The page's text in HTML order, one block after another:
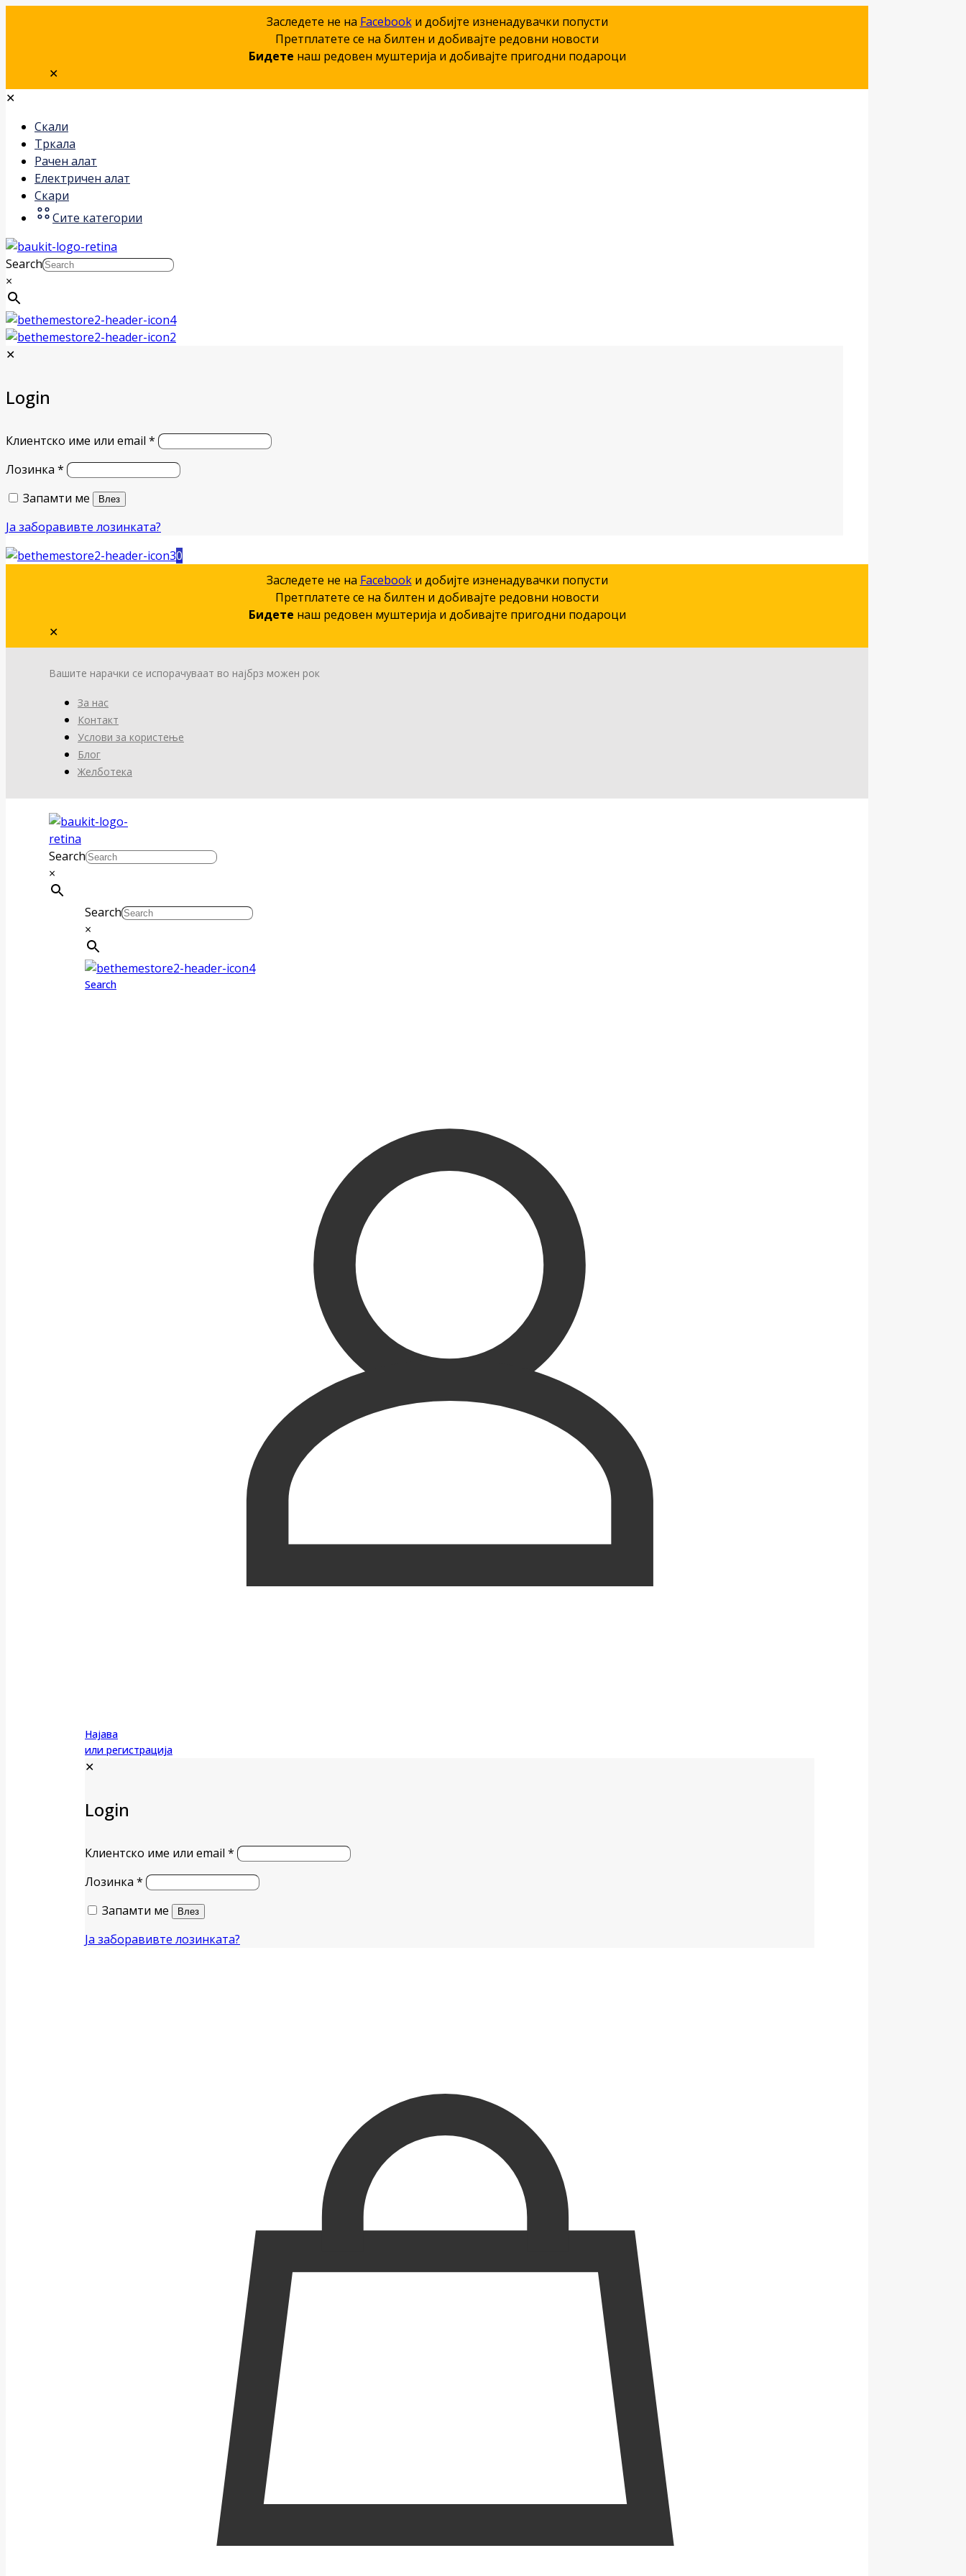
Заследете не на Facebookи добијте изненадувачки попусти
Претплатете се на билтен и добивајте редовни новости
Бидете наш редовен муштерија и добивајте пригодни подароци
✕
✕
Скали
Тркала
Рачен алат
Електричен алат
Скари
Сите категории
Search
×
✕
Login
Клиентско име или email *
Лозинка *
Запамти ме
Влез
Ја заборавивте лозинката?
0
Заследете не на Facebookи добијте изненадувачки попусти
Претплатете се на билтен и добивајте редовни новости
Бидете наш редовен муштерија и добивајте пригодни подароци
✕
Вашите нарачки се испорачуваат во најбрз можен рок
За нас
Контакт
Услови за користење
Блог
Желботека
Search
×
Search
×
Search
Најава
или регистрација
✕
Login
Клиентско име или email *
Лозинка *
Запамти ме
Влез
Ја заборавивте лозинката?